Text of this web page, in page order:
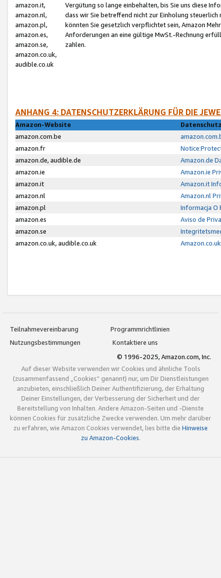
amazon.it,
amazon.nl,
amazon.pl,
amazon.es,
amazon.se,
amazon.co.uk,
audible.co.uk
Vergütung so lange einbehalten, bis Sie uns diese
dass wir Sie betreffend nicht zur Einholung
könnten Sie gesetzlich verpflichtet sein, Amazon
Anforderungen an eine gültige MwSt.-Rechnung
zahlen.
ANHANG 4: DATENSCHUTZERKLÄRUNG FÜR DIE
Amazon-Website
amazon.com.be
amazon.fr
amazon.de, audible.de
Amazon.de
amazon.ie
Amazon.ie
amazon.it
Amazon.it
amazon.nl
Amazon.nl
amazon.pl
Informacja O
amazon.es
Aviso de
amazon.se
amazon.co.uk, audible.co.uk
Teilnahmevereinbarung
Programmrichtlinien
Nutzungsbestimmungen
Kontaktiere uns
© 1996-2025, Amazon.com, Inc.
Auf dieser Website verwenden wir Cookies und ähnliche Tools
(zusammenfassend „Cookies“ genannt) nur, um Dir Dienstleistungen
anzubieten, einschließlich Deiner Authentifizierung, der Erhaltung
Deiner Einstellungen, der Verbesserung der Sicherheit und der
Bereitstellung von Inhalten. Andere Amazon-Seiten und -Dienste
können Cookies für zusätzliche Zwecke verwenden. Um mehr darüber
zu erfahren, wie Amazon Cookies verwendet, lies bitte die Hinweise
zu Amazon-Cookies.